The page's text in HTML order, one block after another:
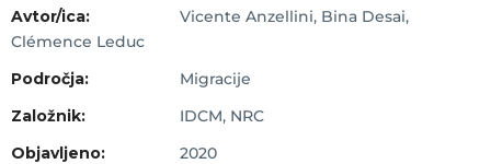
Avtor/ica:
Vicente Anzellini, Bina Desai,
Clémence Leduc
Področja:
Migracije
Založnik:
IDCM, NRC
Objavljeno:
2020